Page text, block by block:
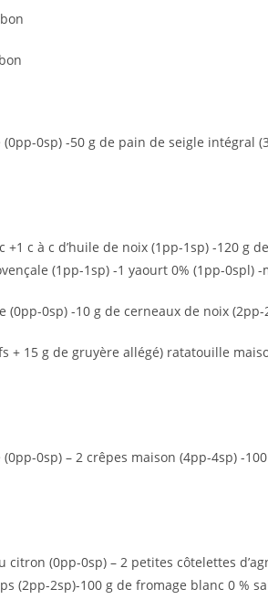
0sp) -50 g de pain de seigle intégral
c à c d’huile de noix (1pp-1sp) -120 g
(1pp-1sp) -1 yaourt 0% (1pp-0spl)
(0pp-0sp) -10 g de cerneaux de noix
+ 15 g de gruyère allégé) ratatouille
0sp) – 2 crêpes maison (4pp-4sp) -
(0pp-0sp) – 2 petites côtelettes
(2pp-2sp)-100 g de fromage blanc 0 %